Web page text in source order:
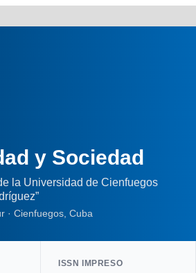
y Sociedad
la Universidad de Cienfuegos
· Cienfuegos, Cuba
ISSN IMPRESO